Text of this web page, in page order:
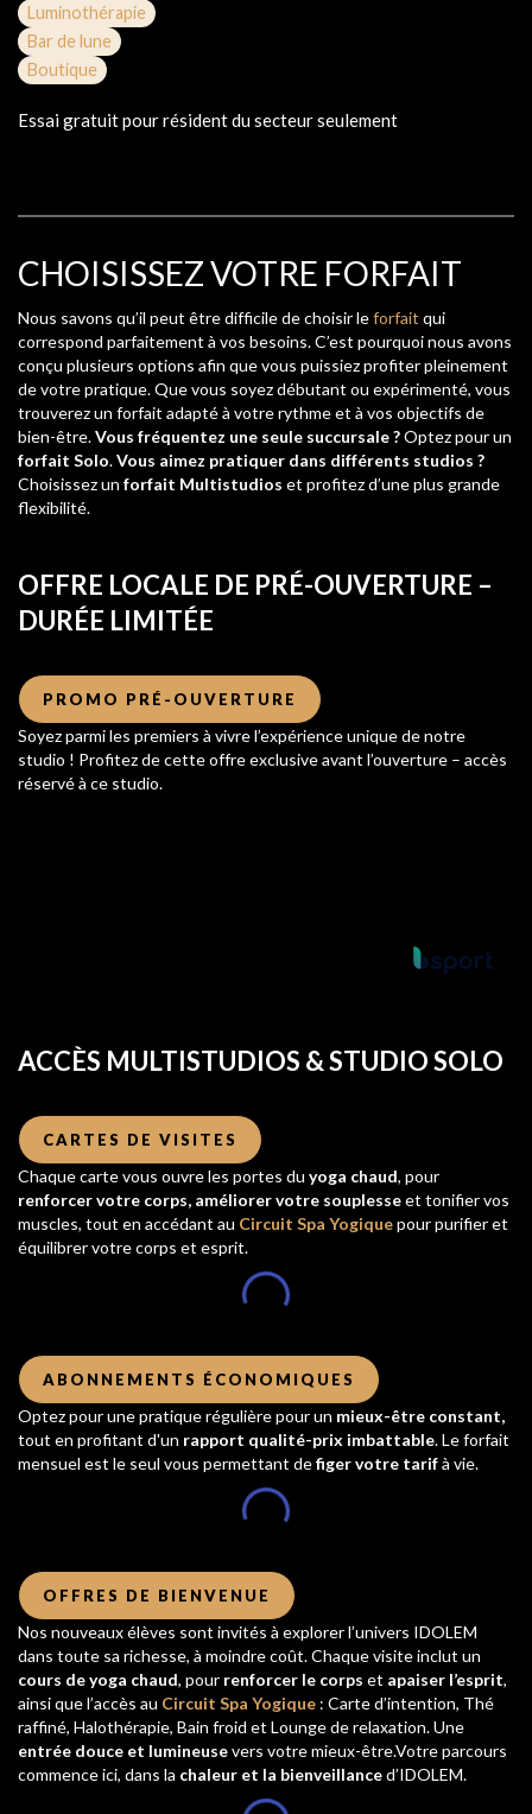
CHOISISSEZ VOTRE FORFAIT
Nous savons qu’il peut être difficile de choisir leforfait qui
correspond parfaitement à vos besoins. C’est pourquoi nous avons
conçu plusieurs options afin que vous puissiez profiter pleinement
de votre pratique. Que vous soyez débutant ou expérimenté, vous
trouverez un forfait adapté à votre rythme et à vos objectifs de
bien-être.Vous fréquentez une seule succursale ?Optez pour un
forfait Solo.Vous aimez pratiquer dans différents studios ?
Choisissez un forfait Multistudios et profitez d’une plus grande
flexibilité.
OFFRE LOCALE DE PRÉ-OUVERTURE –
DURÉE LIMITÉE
PROMO PRÉ-OUVERTURE
Soyez parmi les premiers à vivre l’expérience unique de notre
studio ! Profitez de cette offre exclusive avant l’ouverture – accès
réservé à ce studio.
ACCÈS MULTISTUDIOS & STUDIO SOLO
CARTES DE VISITES
Chaque carte vous ouvre les portes du yoga chaud, pour
renforcer votre corps, améliorer votre souplesseet tonifier vos
muscles, tout en accédant au Circuit Spa Yogiquepour purifier et
équilibrer votre corps et esprit.
ABONNEMENTS ÉCONOMIQUES
Optez pour une pratique régulière pour un mieux-être constant,
tout en profitant d'un rapport qualité-prix imbattable. Le forfait
mensuel est le seul vous permettant defiger votre tarifà vie.
OFFRES DE BIENVENUE
Nos nouveaux élèves sont invités à explorer l’univers IDOLEM
dans toute sa richesse, à moindre coût. Chaque visite inclut un
cours de yoga chaud, pour renforcer le corps et apaiser l’esprit,
ainsi que l’accès au Circuit Spa Yogique : Carte d’intention, Thé
raffiné, Halothérapie, Bain froid et Lounge de relaxation. Une
entrée douce et lumineusevers votre mieux-être.Votre parcours
commence ici, dans la chaleur et la bienveillanced’IDOLEM.
Luminothérapie
Bar de lune
Boutique
Essai gratuit pour résident du secteur seulement